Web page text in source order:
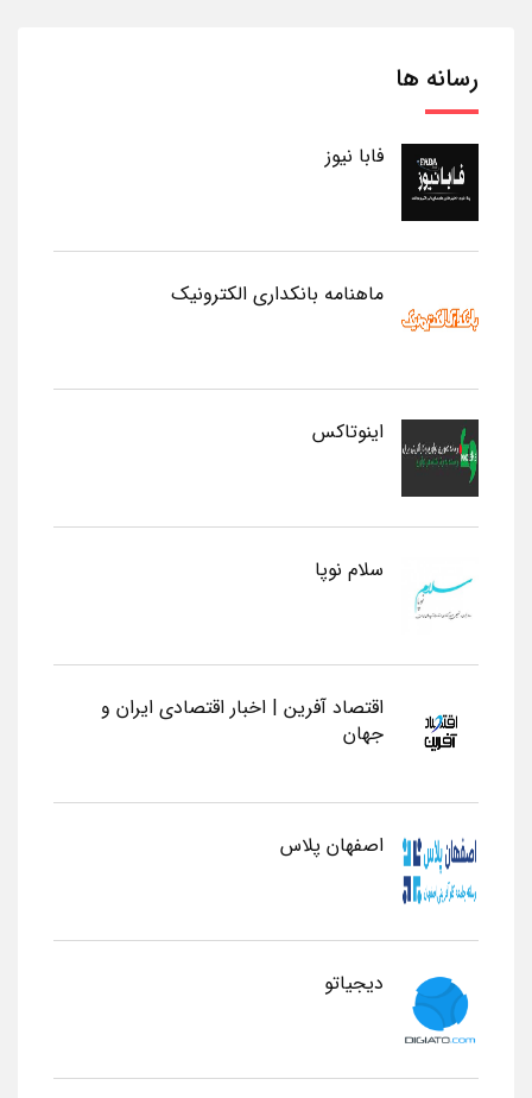
رسانه ها
فابا نیوز
ماهنامه بانکداری الکترونیک
اینوتاکس
سلام نوپا
اقتصاد آفرین | اخبار اقتصادی ایران و
جهان
اصفهان پلاس
دیجیاتو